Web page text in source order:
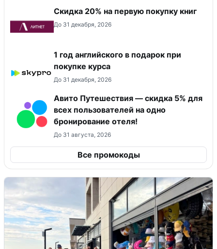
Скидка 20% на первую покупку книг
До 31 декабря, 2026
1 год английского в подарок при
покупке курса
До 31 декабря, 2026
Авито Путешествия — скидка 5% для
всех пользователей на одно
бронирование отеля!
До 31 августа, 2026
Все промокоды